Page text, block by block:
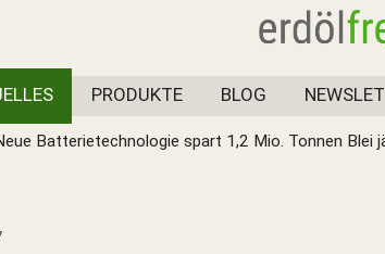
PRODUKTE BLOG
Batterietechnologie spart 1,2 Mio. Tonnen Blei